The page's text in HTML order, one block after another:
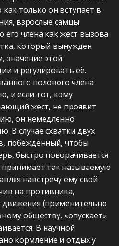
только он вступает в
взрослые самцы
члена как жест вызова
который вынужден
значение этой
и регулировать её.
полового члена
и если тот, кому
жест, не проявит
он немедленно
В случае схватки двух
побежденный, чтобы
быстро поворачивается
так называемую
навстречу ему свой
на противника,
(применительно
обществу, «опускает»
В научной
кормление и отдых у